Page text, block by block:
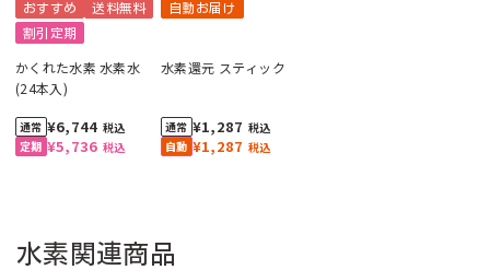
おすすめ
送料無料
割引定期
かくれた水素 水素水
(24本入)
¥5,736 税込
¥6,744 税込
自動お届け
水素還元 スティック
¥1,287 税込
¥1,287 税込
水素関連商品